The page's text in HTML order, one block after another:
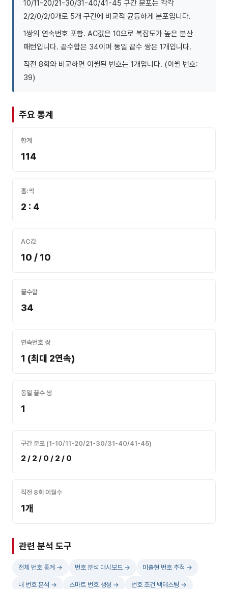
10/11-20/21-30/31-40/41-45 구간 분포는 각각
2/2/0/2/0개로 5개 구간에 비교적 균등하게 분포입니다.
1쌍의 연속번호 포함. AC값은 10으로 복잡도가 높은 분산
패턴입니다. 끝수합은 34이며 동일 끝수 쌍은 1개입니다.
직전 8회와 비교하면 이월된 번호는 1개입니다. (이월 번호:
39)
주요 통계
합계
114
홀:짝
2 : 4
AC값
10 / 10
끝수합
34
연속번호 쌍
1 (최대 2연속)
동일 끝수 쌍
1
구간 분포 (1-10/11-20/21-30/31-40/41-45)
2 / 2 / 0 / 2 / 0
직전 8회 이월수
1개
관련 분석 도구
전체 번호 통계 → 번호 분석 대시보드 → 미출현 번호 추적 →
내 번호 분석 → 스마트 번호 생성 → 번호 조건 백테스팅 →